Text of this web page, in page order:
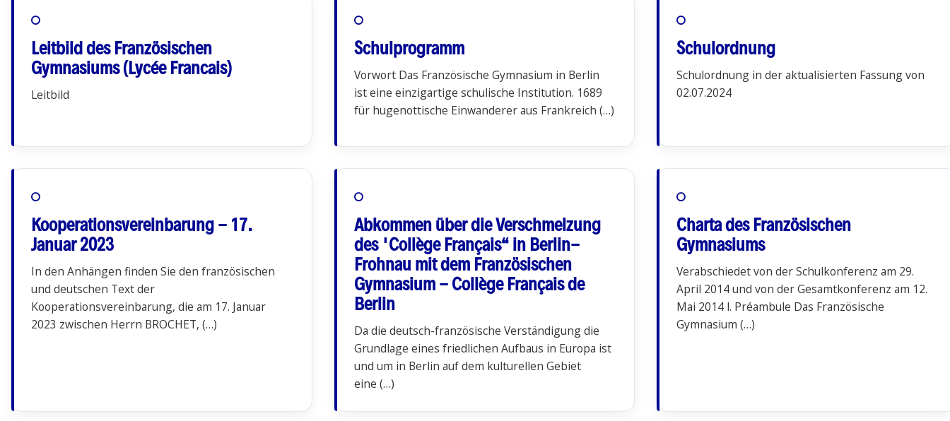
Leitbild des Französischen
Gymnasiums (Lycée Francais)
Leitbild
Schulprogramm
Vorwort Das Französische Gymnasium in Berlin
ist eine einzigartige schulische Institution. 1689
für hugenottische Einwanderer aus Frankreich (…)
Schulordnung
Schulordnung in der aktualisierten Fassung von
02.07.2024
Kooperationsvereinbarung - 17.
Januar 2023
In den Anhängen finden Sie den französischen
und deutschen Text der
Kooperationsvereinbarung, die am 17. Januar
2023 zwischen Herrn BROCHET, (…)
Abkommen über die Verschmelzung
des "Collège Français“ in Berlin-
Frohnau mit dem Französischen
Gymnasium - Collège Français de
Berlin
Da die deutsch-französische Verständigung die
Grundlage eines friedlichen Aufbaus in Europa ist
und um in Berlin auf dem kulturellen Gebiet
eine (…)
Charta des Französischen
Gymnasiums
Verabschiedet von der Schulkonferenz am 29.
April 2014 und von der Gesamtkonferenz am 12.
Mai 2014 l. Préambule Das Französische
Gymnasium (…)